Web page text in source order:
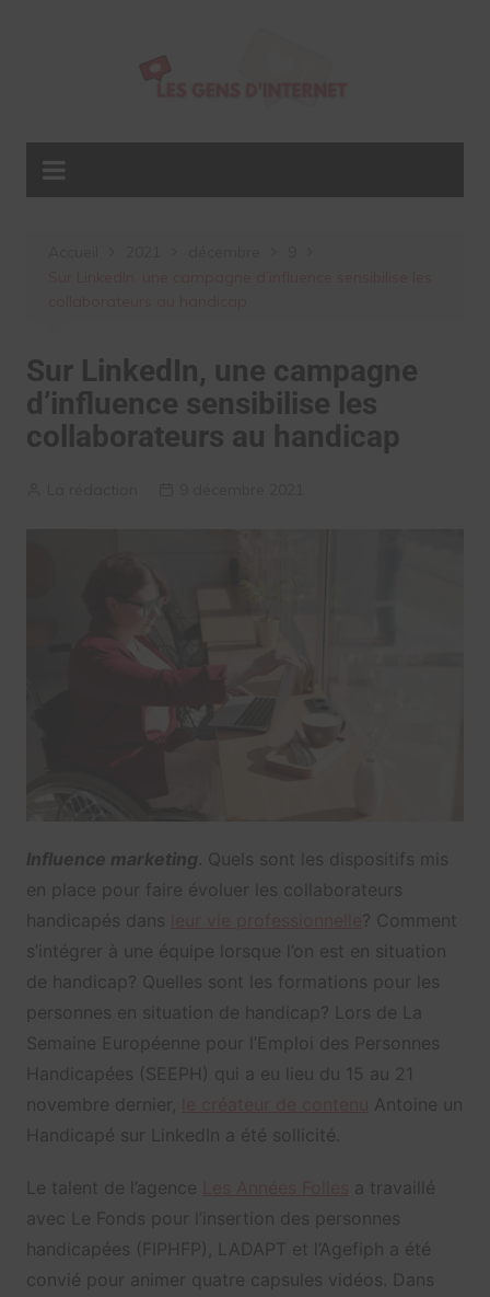
Sur LinkedIn, une campagne
d’influence sensibilise les
collaborateurs au handicap
Influence marketing . Quels sont les dispositifs mis
en place pour faire évoluer les collaborateurs
handicapés dans
? Comment
s’intégrer à une équipe lorsque l’on est en situation
de handicap? Quelles sont les formations pour les
personnes en situation de handicap? Lors de La
Semaine Européenne pour l’Emploi des Personnes
Handicapées (SEEPH) qui a eu lieu du 15 au 21
novembre dernier,
Antoine un
Handicapé sur LinkedIn a été sollicité.
Le talent de l’agence
a travaillé
avec Le Fonds pour l’insertion des personnes
handicapées (FIPHFP), LADAPT et l’Agefiph a été
convié pour animer quatre capsules vidéos. Dans